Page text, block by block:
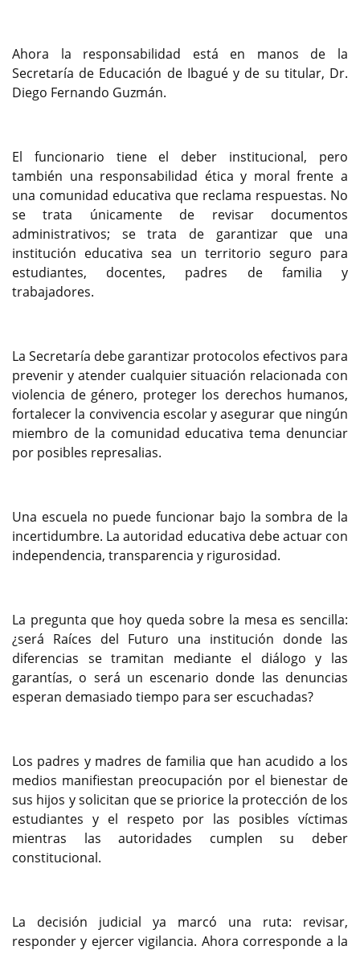
Ahora la responsabilidad está en manos de la
Secretaría de Educación de Ibagué y de su titular, Dr.
Diego Fernando Guzmán.
El funcionario tiene el deber institucional, pero
también una responsabilidad ética y moral frente a
una comunidad educativa que reclama respuestas. No
se trata únicamente de revisar documentos
administrativos; se trata de garantizar que una
institución educativa sea un territorio seguro para
estudiantes, docentes, padres de familia y
trabajadores.
La Secretaría debe garantizar protocolos efectivos para
prevenir y atender cualquier situación relacionada con
violencia de género, proteger los derechos humanos,
fortalecer la convivencia escolar y asegurar que ningún
miembro de la comunidad educativa tema denunciar
por posibles represalias.
Una escuela no puede funcionar bajo la sombra de la
incertidumbre. La autoridad educativa debe actuar con
independencia, transparencia y rigurosidad.
La pregunta que hoy queda sobre la mesa es sencilla:
¿será Raíces del Futuro una institución donde las
diferencias se tramitan mediante el diálogo y las
garantías, o será un escenario donde las denuncias
esperan demasiado tiempo para ser escuchadas?
Los padres y madres de familia que han acudido a los
medios manifiestan preocupación por el bienestar de
sus hijos y solicitan que se priorice la protección de los
estudiantes y el respeto por las posibles víctimas
mientras las autoridades cumplen su deber
constitucional.
La decisión judicial ya marcó una ruta: revisar,
responder y ejercer vigilancia. Ahora corresponde a la